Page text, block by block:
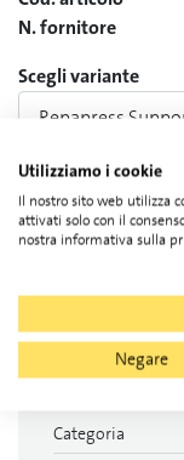
N. fornitore
Scegli variante
Repapress
Registrati per
prezzo.
Dettagli tecnici
Categoria
Utilizziamo i cookie
Il nostro sito web utilizza
attivati solo con il
nostra informativa sulla
Negare